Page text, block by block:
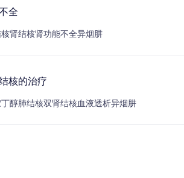
全
肾结核肾功能不全异烟肼
核的治疗
醇肺结核双肾结核血液透析异烟肼